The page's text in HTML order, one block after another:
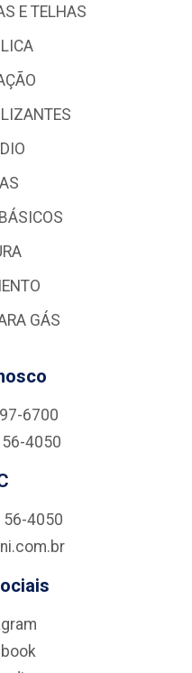
E TELHAS
GÁS
6700
4050
4050